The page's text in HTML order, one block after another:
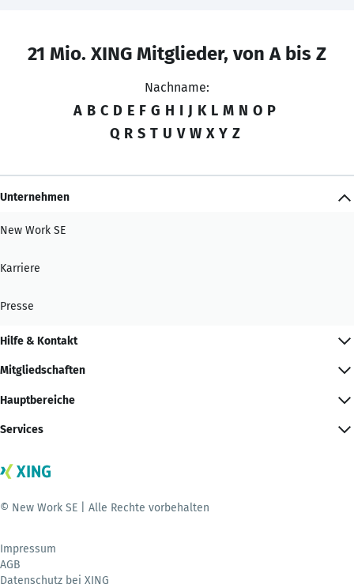
21 Mio. XING Mitglieder, von A bis Z
Nachname:
A B C D E F G H I J K L M N O P
Q R S T U V W X Y Z
Unternehmen
New Work SE
Karriere
Presse
Hilfe & Kontakt
Mitgliedschaften
Hauptbereiche
Services
© New Work SE | Alle Rechte vorbehalten
Impressum
AGB
Datenschutz bei XING